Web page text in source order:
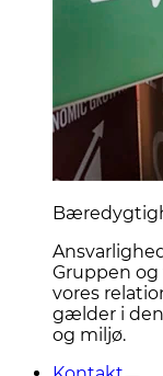
Gruppen
vores
gælder i den
og miljø.